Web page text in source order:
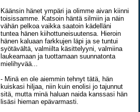
Käänsin hänet ympäri ja olimme aivan kiinni
toisissamme. Katsoin häntä silmiin ja näin
vähän pelkoa vaikka saatoin kädelläni
tuntea hänen kiihottuneisuutensa. Hieroin
hänen kaluaan farkkujen läpi ja se tuntui
syötävältä, valmiilta käsittelyyni, valmiina
laukeamaan ja tuottamaan suunnatonta
mielihyvää...
- Minä en ole aiemmin tehnyt tätä, hän
kuiskasi hiljaa, niin kuin enolisi jo tajunnut
sitä, mutta minä haluan naida kanssasi hän
lisäsi hieman epävarmasti.